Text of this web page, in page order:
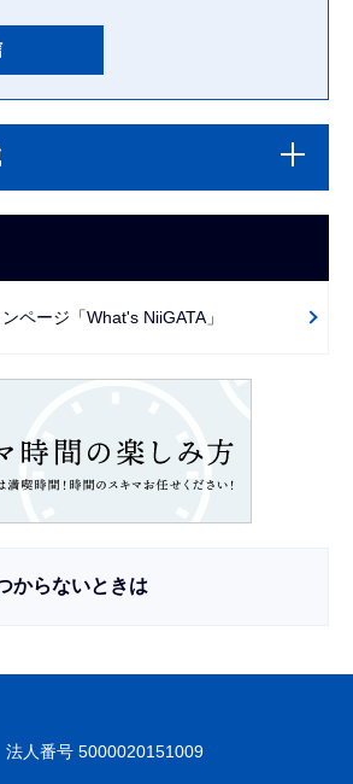
ページ「What's NiiGATA」
からないときは
法人番号 5000020151009